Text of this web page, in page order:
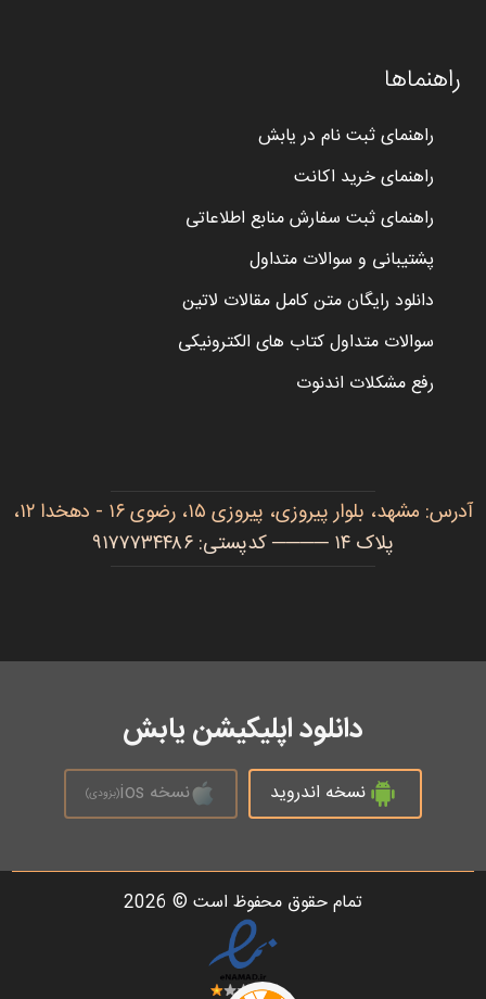
راهنماها
راهنمای ثبت نام در یابش
راهنمای خرید اکانت
راهنمای ثبت سفارش منابع اطلاعاتی
پشتیبانی و سوالات متداول
دانلود رایگان متن کامل مقالات لاتین
سوالات متداول کتاب های الکترونیکی
رفع مشکلات اندنوت
آدرس: مشهد، بلوار پیروزی، پیروزی ۱۵، رضوی ۱۶ - دهخدا ۱۲،
پلاک ۱۴ ──── کدپستی: ۹۱۷۷۷۳۴۴۸۶
دانلود اپلیکیشن یابش
نسخه اندروید نسخه ios (بزودی)
تمام حقوق محفوظ است © 2026